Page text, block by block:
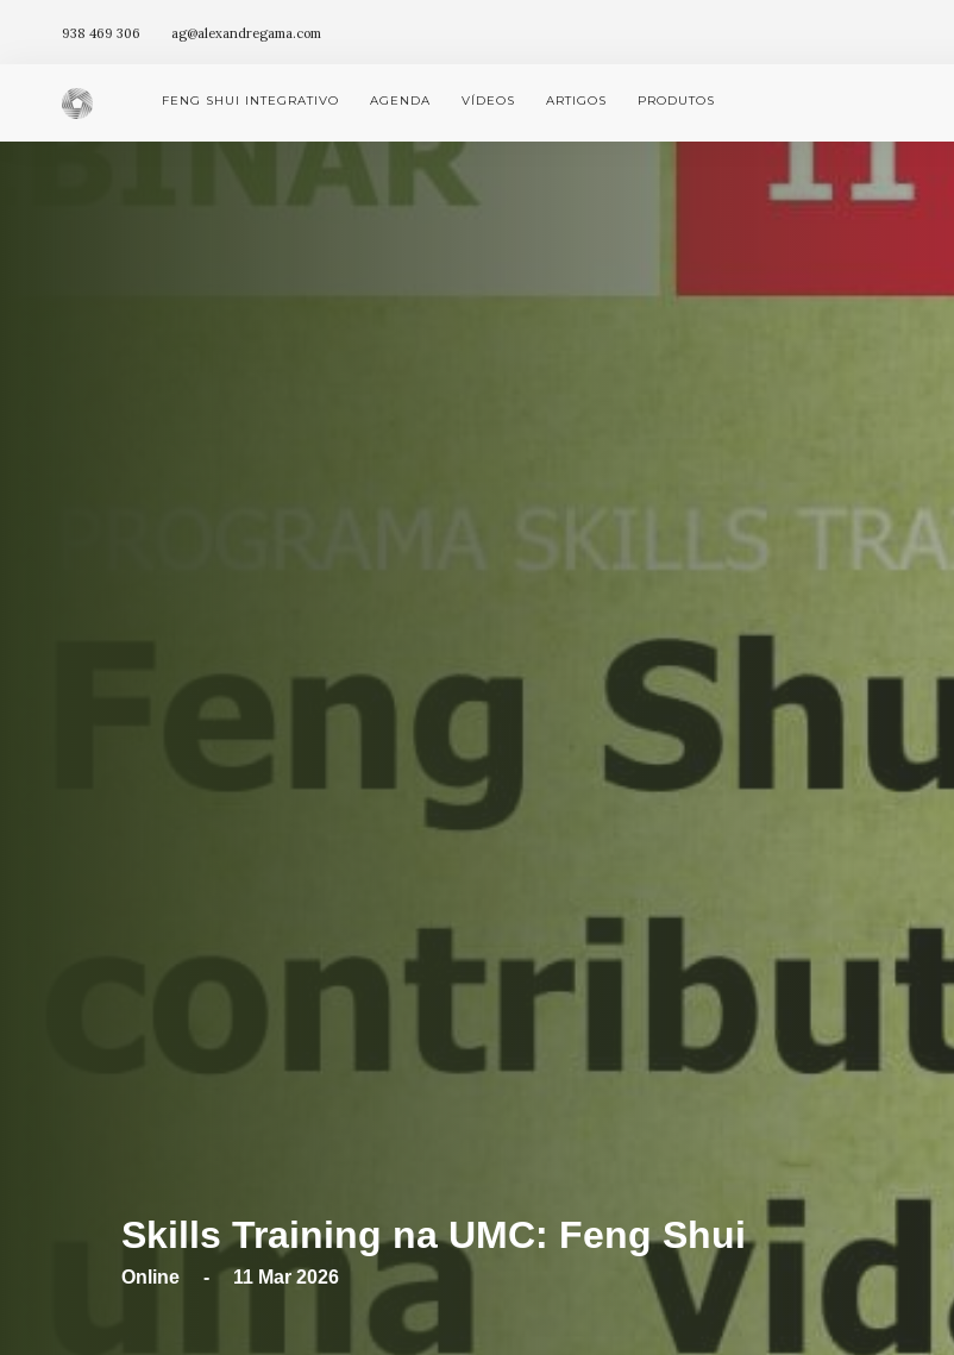
938 469 306 ag@alexandregama.com
FENG SHUI INTEGRATIVO AGENDA VÍDEOS ARTIGOS PRODUTOS
Skills Training na UMC: Feng Shui
Online - 11 Mar 2026